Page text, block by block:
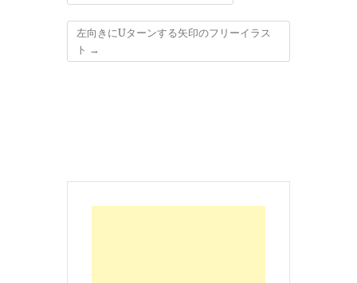
左向きにUターンする矢印のフリーイラス
ト →